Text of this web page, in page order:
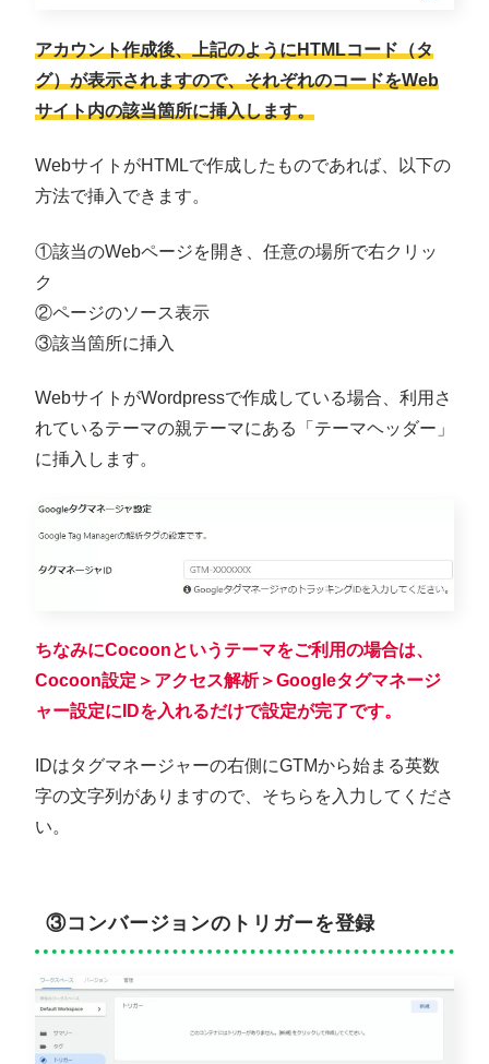
アカウント作成後、上記のようにHTMLコード（タ
グ）が表示されますので、それぞれのコードをWeb
サイト内の該当箇所に挿入します。
WebサイトがHTMLで作成したものであれば、以下の
方法で挿入できます。
①該当のWebページを開き、任意の場所で右クリッ
ク
②ページのソース表示
③該当箇所に挿入
WebサイトがWordpressで作成している場合、利用さ
れているテーマの親テーマにある「テーマヘッダー」
に挿入します。
ちなみにCocoonというテーマをご利用の場合は、
Cocoon設定＞アクセス解析＞Googleタグマネージ
ャー設定にIDを入れるだけで設定が完了です。
IDはタグマネージャーの右側にGTMから始まる英数
字の文字列がありますので、そちらを入力してくださ
い。
③コンバージョンのトリガーを登録